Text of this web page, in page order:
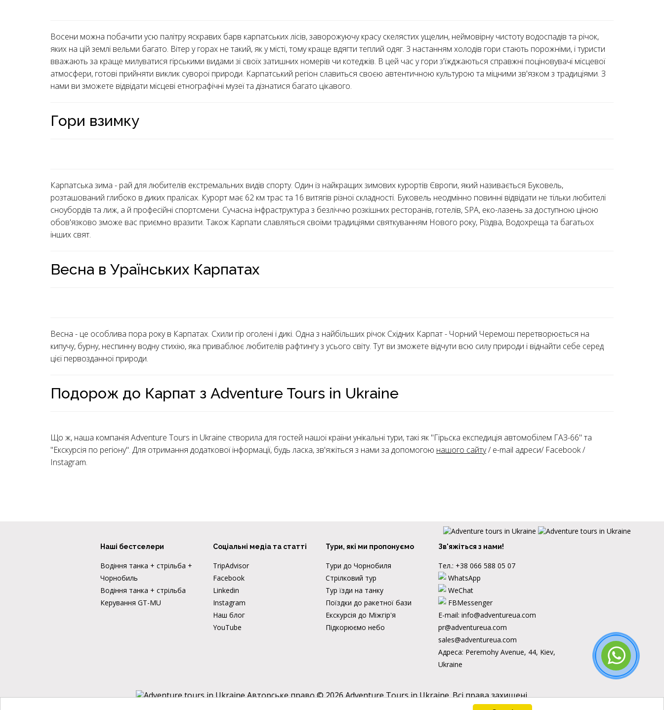
Восени можна побачити усю палітру яскравих барв карпатських лісів, заворожуючу красу скелястих ущелин, неймовірну чистоту водоспадів та річок,
яких на цій землі вельми багато. Вітер у горах не такий, як у місті, тому краще вдягти теплий одяг. З настанням холодів гори стають порожніми, і туристи
вважають за краще милуватися гірськими видами зі своїх затишних номерів чи котеджів. В цей час у гори з'їжджаються справжні поціновувачі місцевої
атмосфери, готові прийняти виклик суворої природи. Карпатський регіон славиться своєю автентичною культурою та міцними зв'язком з традиціями. З
нами ви зможете відвідати місцеві етнографічні музеї та дізнатися багато цікавого.
Гори взимку
Карпатська зима - рай для любителів екстремальних видів спорту. Один із найкращих зимових курортів Європи, який називається Буковель,
розташований глибоко в диких пралісах. Курорт має 62 км трас та 16 витягів різної складності. Буковель неодмінно повинні відвідати не тільки любителі
сноубордів та лиж, а й професійні спортсмени. Сучасна інфраструктура з безліччю розкішних ресторанів, готелів, SPA, еко-лазень за доступною ціною
обов'язково зможе вас приємно вразити. Також Карпати славляться своїми традиціями святкуванням Нового року, Різдва, Водохреща та багатьох
інших свят.
Весна в Ураїнських Карпатах
Весна - це особлива пора року в Карпатах. Схили гір оголені і дикі. Одна з найбільших річок Східних Карпат - Чорний Черемош перетворюється на
кипучу, бурну, неспинну водну стихію, яка приваблює любителів рафтингу з усього світу. Тут ви зможете відчути всю силу природи і віднайти себе серед
цієї первозданної природи.
Подорож до Карпат з Adventure Tours in Ukraine
Що ж, наша компанія Adventure Tours in Ukraine створила для гостей нашої країни унікальні тури, такі як "Гірьска експедиція автомобілем ГАЗ-66" та
"Екскурсія по регіону". Для отримання додаткової інформації, будь ласка, зв'яжіться з нами за допомогою нашого сайту/ е-mail адреси/ Facebook /
Instagram.
Наші бестселери
Водіння танка + стрільба +
Чорнобиль
Водіння танка + стрільба
Керування GT-MU
Соціальні медіа та статті
TripAdvisor
Facebook
Linkedin
Instagram
Наш блог
YouTube
Тури, які ми пропонуємо
Тури до Чорнобиля
Стрілковий тур
Тур їзди на танку
Поїздки до ракетної бази
Екскурсія до Міжгір'я
Підкорюємо небо
Зв'яжіться з нами!
Тел.: +38 066 588 05 07
WhatsApp
WeChat
FBMessenger
E-mail: info@adventureua.com
pr@adventureua.com
sales@adventureua.com
Адреса: Peremohy Avenue, 44, Kiev,
Ukraine
Авторське право © 2026 Adventure Tours in Ukraine.Всі права захищені.
Terms of Use